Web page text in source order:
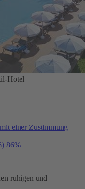
Hotel
einer Zustimmung
86%
ruhigen und